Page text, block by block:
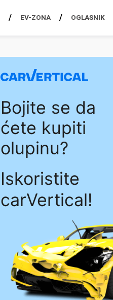
EV-ZONA OGLASNIK